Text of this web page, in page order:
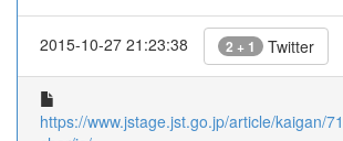
2015-10-27 21:23:38 2 + 1 Twitter
https://www.jstage.jst.go.jp/article/kaigan/